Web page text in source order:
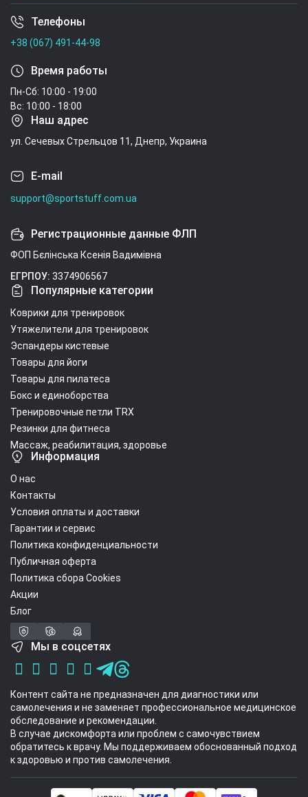
Условия соглашения
Телефоны
+38 (067) 491-44-98
Время работы
Пн-Сб: 10:00 - 19:00
Вс: 10:00 - 18:00
Наш адрес
ул. Сечевых Стрельцов 11, Днепр, Украина
E-mail
support@sportstuff.com.ua
Регистрационные данные ФЛП
ФОП Бєлінська Ксенія Вадимівна
ЕГРПОУ: 3374906567
Популярные категории
Коврики для тренировок
Утяжелители для тренировок
Эспандеры кистевые
Товары для йоги
Товары для пилатеса
Бокс и единоборства
Тренировочные петли TRX
Резинки для фитнеса
Массаж, реабилитация, здоровье
Информация
О нас
Контакты
Условия оплаты и доставки
Гарантии и сервис
Политика конфиденциальности
Публичная оферта
Политика сбора Cookies
Акции
Блог
Мы в соцсетях
Контент сайта не предназначен для диагностики или
самолечения и не заменяет профессиональное медицинское
обследование и рекомендации.
В случае дискомфорта или проблем с самочувствием
обратитесь к врачу. Мы поддерживаем обоснованный подход
к здоровью и против самолечения.